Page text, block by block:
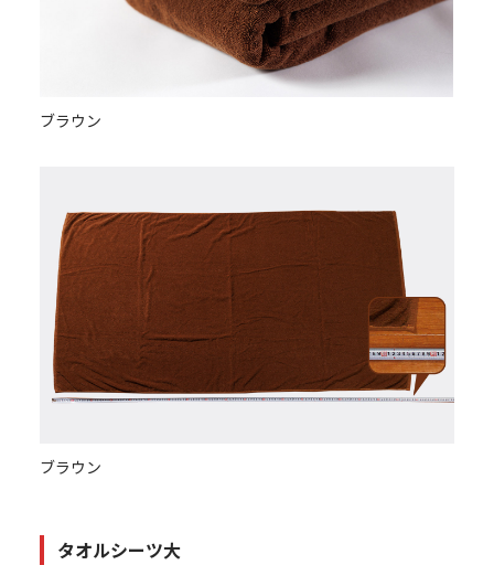
ブラウン
ブラウン
タオルシーツ大